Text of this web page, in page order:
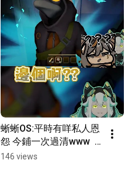
蜥蜥OS:平時有咩私人恩
怨 今鋪一次過清www
ft:零肆.卡森.蜥蜥 #港V
146 views